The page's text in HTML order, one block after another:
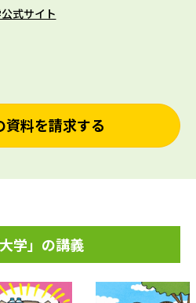
式サイト
資料を請求する
学」の講義